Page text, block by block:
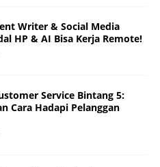
Writer & Social Media
HP & AI Bisa Kerja Remote!
Service Bintang 5:
Cara Hadapi Pelanggan